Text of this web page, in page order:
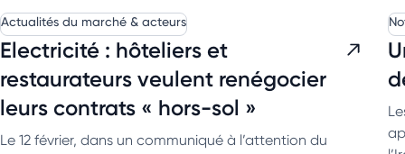
Actualités du marché & acteurs
Electricité : hôteliers et
restaurateurs veulent renégocier
leurs contrats « hors-sol »
Le 12 février, dans un communiqué à l’attention du